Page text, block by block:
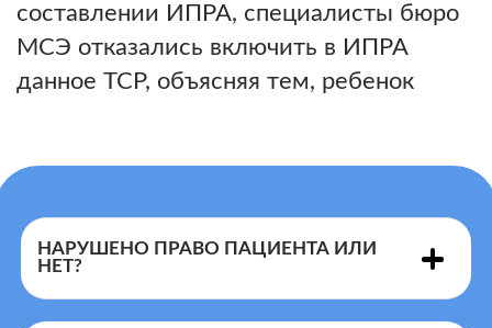
составлении ИПРА, специалисты бюро
МСЭ отказались включить в ИПРА
данное ТСР, объясняя тем, ребенок
НАРУШЕНО ПРАВО ПАЦИЕНТА ИЛИ
НЕТ?